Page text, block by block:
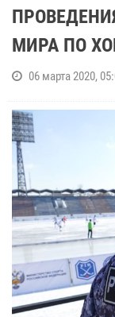
МИРА ПО
06 марта 2020,